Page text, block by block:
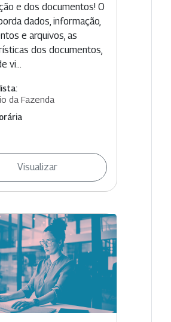
e dos documentos! O
dados, informação,
e arquivos, as
dos documentos,
vi...
da Fazenda
Visualizar